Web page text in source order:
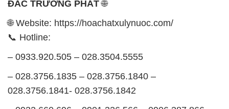
028.3756.1841- 028.3756.1842
0902.765.866
📧 Email: hoachat@dactruongphat.vn